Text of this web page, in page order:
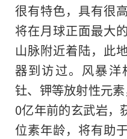
很有特色，具有很
将在月球正面最大
山脉附近着陆，此
器到访过。风暴洋
钍、钾等放射性元
0亿年前的玄武岩，
位素年龄，将有助